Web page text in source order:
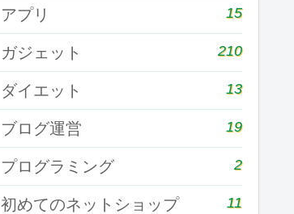
アプリ 15
ガジェット 210
ダイエット 13
ブログ運営 19
プログラミング 2
初めてのネットショップ 11